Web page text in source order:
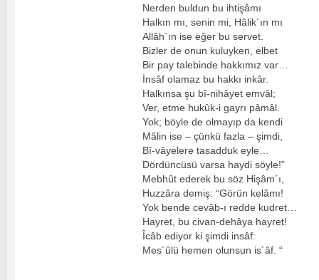
Nerden buldun bu ihtişâmı
Halkın mı, senin mi, Hâlik´ın mı
Allâh´ın ise eğer bu servet.
Bizler de onun kuluyken, elbet
Bir pay talebinde hakkımız var…
İnsâf olamaz bu hakkı inkâr.
Halkınsa şu bî-nihâyet emvâl;
Ver, etme hukûk-i gayrı pâmâl.
Yok; böyle de olmayıp da kendi
Mâlin ise – çünkü fazla – şimdi,
Bî-vâyelere tasadduk eyle…
Dördüncüsü varsa haydi söyle!”
Mebhût ederek bu söz Hişâm´ı,
Huzzâra demiş: “Görün kelâmı!
Yok bende cevâb-ı redde kudret…
Hayret, bu civan-dehâya hayret!
Îcâb ediyor ki şimdi insâf:
Mes´ûlü hemen olunsun is´âf. “